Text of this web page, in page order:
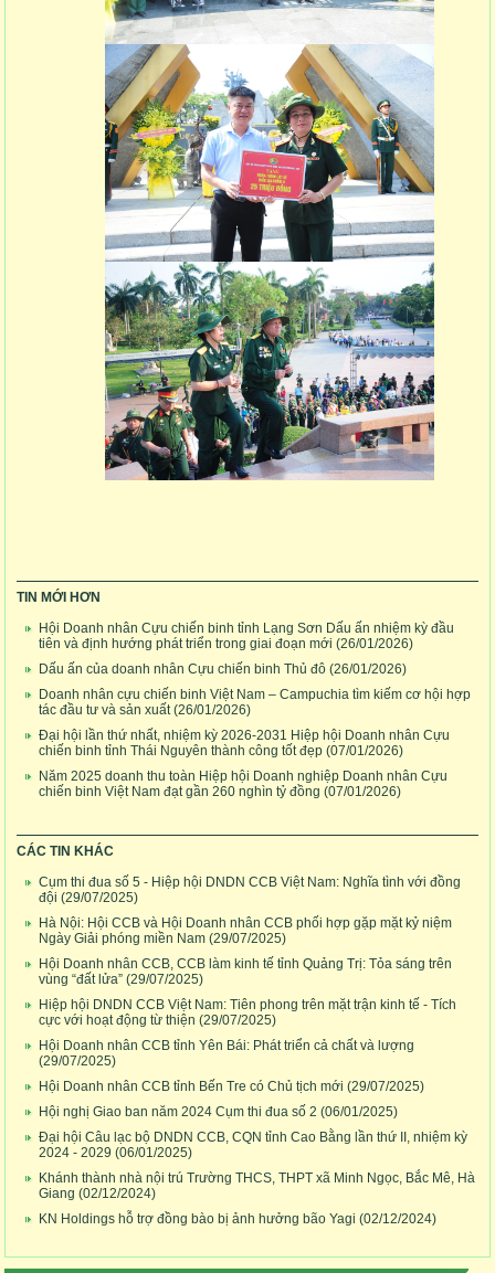
TIN MỚI HƠN
Hội Doanh nhân Cựu chiến binh tỉnh Lạng Sơn Dấu ấn nhiệm kỳ đầu
tiên và định hướng phát triển trong giai đoạn mới (26/01/2026)
Dấu ấn của doanh nhân Cựu chiến binh Thủ đô (26/01/2026)
Doanh nhân cựu chiến binh Việt Nam – Campuchia tìm kiếm cơ hội hợp
tác đầu tư và sản xuất (26/01/2026)
Đại hội lần thứ nhất, nhiệm kỳ 2026-2031 Hiệp hội Doanh nhân Cựu
chiến binh tỉnh Thái Nguyên thành công tốt đẹp (07/01/2026)
Năm 2025 doanh thu toàn Hiệp hội Doanh nghiệp Doanh nhân Cựu
chiến binh Việt Nam đạt gần 260 nghìn tỷ đồng (07/01/2026)
CÁC TIN KHÁC
Cụm thi đua số 5 - Hiệp hội DNDN CCB Việt Nam: Nghĩa tình với đồng
đội (29/07/2025)
Hà Nội: Hội CCB và Hội Doanh nhân CCB phối hợp gặp mặt kỷ niệm
Ngày Giải phóng miền Nam (29/07/2025)
Hội Doanh nhân CCB, CCB làm kinh tế tỉnh Quảng Trị: Tỏa sáng trên
vùng “đất lửa” (29/07/2025)
Hiệp hội DNDN CCB Việt Nam: Tiên phong trên mặt trận kinh tế - Tích
cực với hoạt động từ thiện (29/07/2025)
Hội Doanh nhân CCB tỉnh Yên Bái: Phát triển cả chất và lượng
(29/07/2025)
Hội Doanh nhân CCB tỉnh Bến Tre có Chủ tịch mới (29/07/2025)
Hội nghị Giao ban năm 2024 Cụm thi đua số 2 (06/01/2025)
Đại hội Câu lạc bộ DNDN CCB, CQN tỉnh Cao Bằng lần thứ II, nhiệm kỳ
2024 - 2029 (06/01/2025)
Khánh thành nhà nội trú Trường THCS, THPT xã Minh Ngọc, Bắc Mê, Hà
Giang (02/12/2024)
KN Holdings hỗ trợ đồng bào bị ảnh hưởng bão Yagi (02/12/2024)